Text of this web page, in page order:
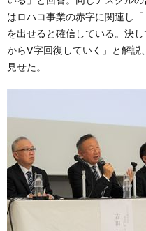
はロハコ事業の赤字に関連し
を出せると確信している。決
からV字回復していく」と解説
見せた。